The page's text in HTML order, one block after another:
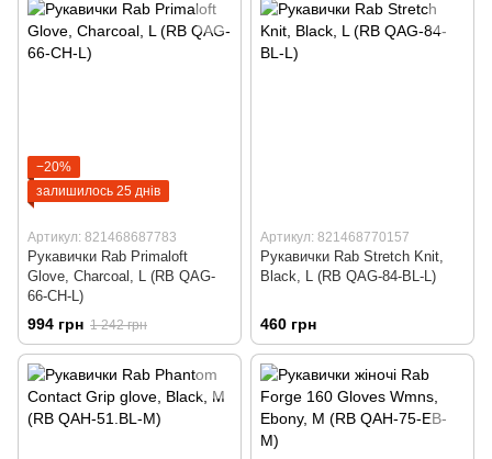
−20%
залишилось 25 днів
Артикул: 821468687783
Рукавички Rab Primaloft
Glove, Charcoal, L (RB QAG-
66-CH-L)
994 грн 1 242 грн
Артикул: 821468770157
Рукавички Rab Stretch Knit,
Black, L (RB QAG-84-BL-L)
460 грн